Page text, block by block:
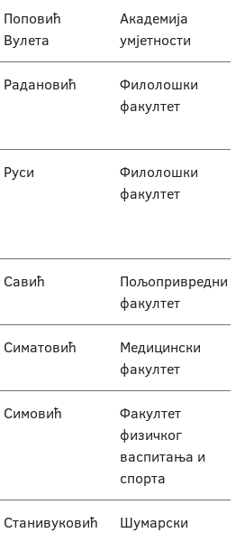
Поповић
Вулета
Академија
умјетности
Радановић
Филолошки
факултет
Руси
Филолошки
факултет
Савић
Пољопривредни
факултет
Симатовић
Медицински
факултет
Симовић
Факултет
физичког
васпитања и
спорта
Станивуковић
Шумарски